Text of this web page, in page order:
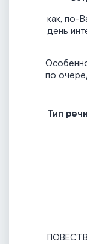
как, по-
день
по
Тип речи